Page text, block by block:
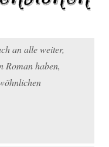
an alle weiter,
Roman haben,